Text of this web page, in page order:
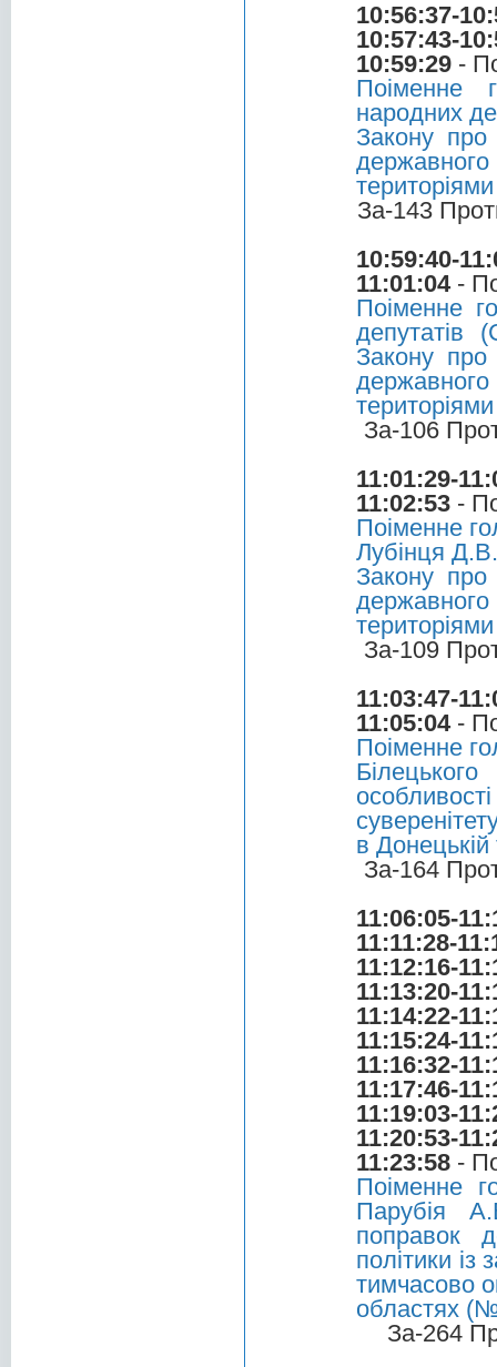
10:56:37-
10:57:43-
10:59:29 -
Поіменне
народних
Закону про
державного
За-143
10:59:40-
11:01:04-
Поіменне
депутатів
Закону про
державного
За-106
11:01:29-
11:02:53 -
Поіменне
Лубінця
Закону про
державного
За-109
11:03:47-
11:05:04-
Поіменне
в
За-164
11:06:05-
11:11:28-
11:12:16-
11:13:20-
11:14:22-
11:15:24-
11:16:32-
11:17:46-
11:19:03-
11:20:53-
11:23:58 -
Поіменне
Парубія
поправок
політики із
тимчасово
областях
За-264